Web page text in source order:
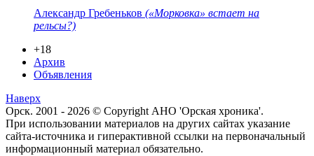
Александр Гребеньков («Морковка» встает на
рельсы?)
+18
Архив
Объявления
Наверх
Орск. 2001 - 2026 © Copyright АНО 'Орская хроника'.
При использовании материалов на других сайтах указание
сайта-источника и гиперактивной ссылки на первоначальный
информационный материал обязательно.